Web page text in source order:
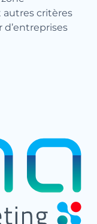
autres critères